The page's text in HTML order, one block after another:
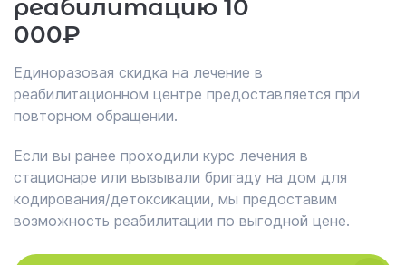
реабилитацию 10
000₽
Единоразовая скидка на лечение в
реабилитационном центре предоставляется при
повторном обращении.
Если вы ранее проходили курс лечения в
стационаре или вызывали бригаду на дом для
кодирования/детоксикации, мы предоставим
возможность реабилитации по выгодной цене.